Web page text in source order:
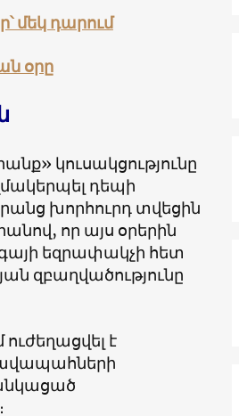
մեկ դարում
օրը
կուսակցությունը
դեպի
խորհուրդ տվեցին
որ այս օրերին
եզրափակչի հետ
զբաղվածությունը
է